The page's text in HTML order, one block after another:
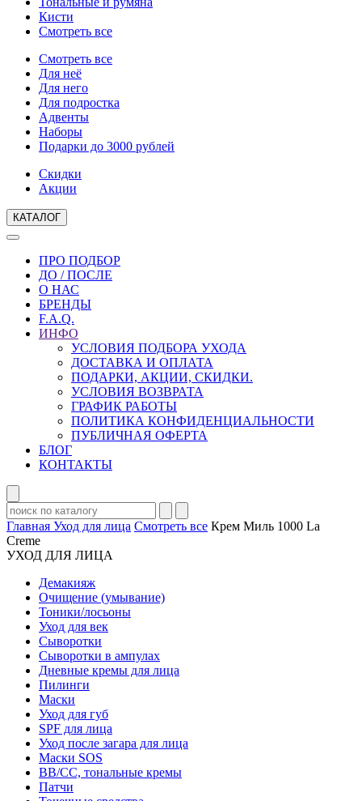
Кисти
Смотреть все
Смотреть все
Для неё
Для него
Для подростка
Адвенты
Наборы
Подарки до 3000 рублей
Скидки
Акции
КАТАЛОГ
ПРО ПОДБОР
ДО / ПОСЛЕ
О НАС
БРЕНДЫ
F.A.Q.
ИНФО
УСЛОВИЯ ПОДБОРА УХОДА
ДОСТАВКА И ОПЛАТА
ПОДАРКИ, АКЦИИ, СКИДКИ.
УСЛОВИЯ ВОЗВРАТА
ГРАФИК РАБОТЫ
ПОЛИТИКА КОНФИДЕНЦИАЛЬНОСТИ
ПУБЛИЧНАЯ ОФЕРТА
БЛОГ
КОНТАКТЫ
Главная Уход для лица Смотреть все Крем Миль 1000 La
Creme
УХОД ДЛЯ ЛИЦА
Демакияж
Очищение (умывание)
Тоники/лосьоны
Уход для век
Сыворотки
Сыворотки в ампулах
Дневные кремы для лица
Пилинги
Маски
Уход для губ
SPF для лица
Уход после загара для лица
Маски SOS
BB/CC, тональные кремы
Патчи